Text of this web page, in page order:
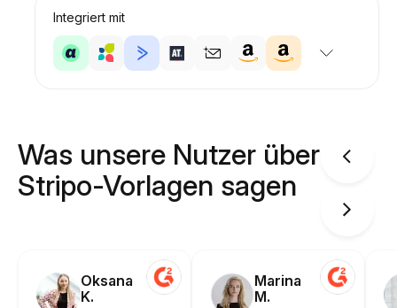
Integriert mit
Was unsere Nutzer über
Stripo-Vorlagen sagen
Oksana
K.
Marina
M.